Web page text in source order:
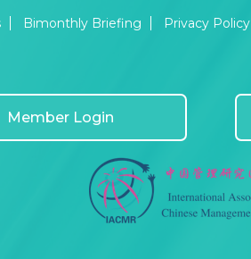
Bimonthly Briefing Privacy Policy
Member Login